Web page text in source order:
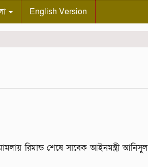
English Version
রিমান্ড শেষে সাবেক আইনমন্ত্রী আনিসুল